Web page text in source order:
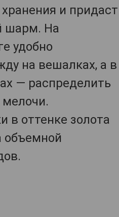
и придаст
шарм. На
удобно
на вешалках, а в
— распределить
мелочи.
в оттенке золота
объемной